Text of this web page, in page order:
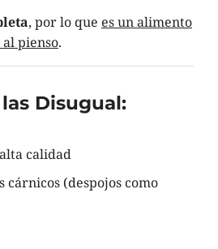
, por lo que es un alimento
pienso.
Disugual:
calidad
cárnicos (despojos como